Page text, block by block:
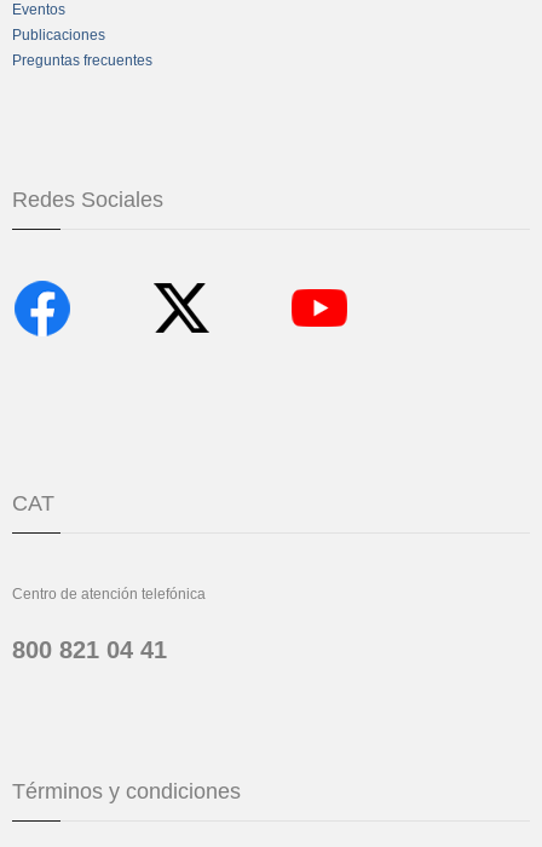
Eventos
Publicaciones
Preguntas frecuentes
Redes Sociales
CAT
Centro de atención telefónica
800 821 04 41
Términos y condiciones